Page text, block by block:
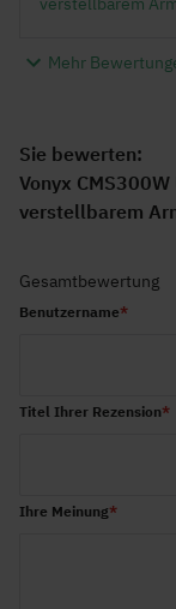
Sie bewerten:
Vonyx
verstellbarem
Gesamtbewertung
Benutzername
Titel Ihrer Rezension
Ihre Meinung
Mehr